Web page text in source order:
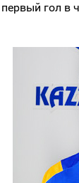
гол в